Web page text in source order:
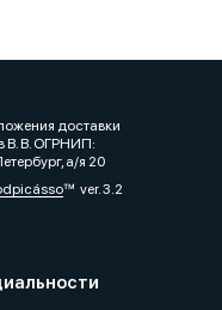
доставки
В. В. ОГРНИП:
а/я 20
ver. 3.2